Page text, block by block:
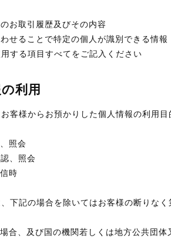
お取引履歴及びその内容
せることで特定の個人が識別できる情報
する項目すべてをご記入ください
利用
客様からお預かりした個人情報の利用目
照会
、照会
時
下記の場合を除いてはお客様の断りな
合、及び国の機関若しくは地方公共団